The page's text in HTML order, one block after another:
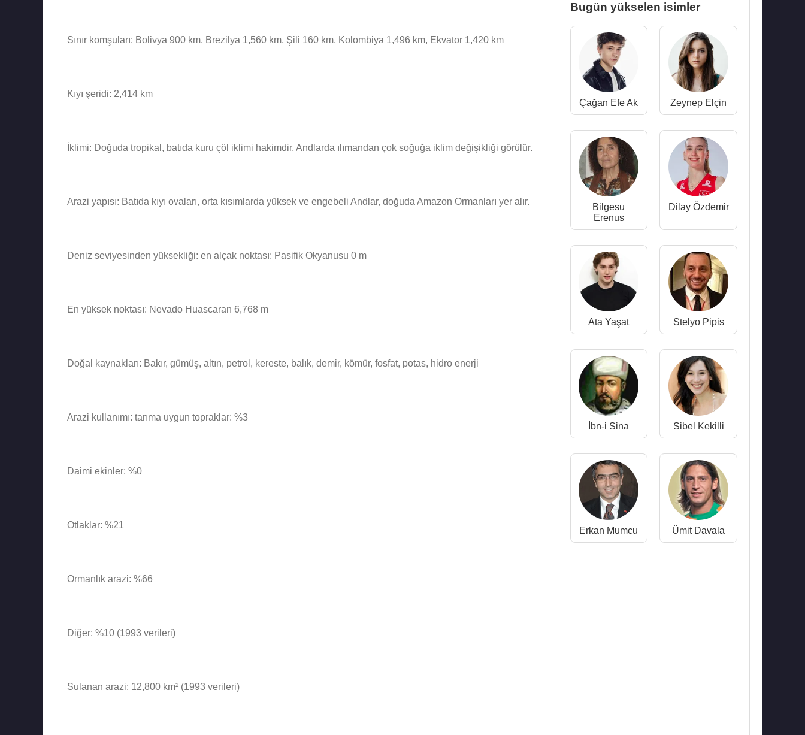
Sınır komşuları: Bolivya 900 km, Brezilya 1,560 km, Şili 160 km, Kolombiya 1,496 km, Ekvator 1,420 km
Kıyı şeridi: 2,414 km
İklimi: Doğuda tropikal, batıda kuru çöl iklimi hakimdir, Andlarda ılımandan çok soğuğa iklim değişikliği görülür.
Arazi yapısı: Batıda kıyı ovaları, orta kısımlarda yüksek ve engebeli Andlar, doğuda Amazon Ormanları yer alır.
Deniz seviyesinden yüksekliği: en alçak noktası: Pasifik Okyanusu 0 m
En yüksek noktası: Nevado Huascaran 6,768 m
Doğal kaynakları: Bakır, gümüş, altın, petrol, kereste, balık, demir, kömür, fosfat, potas, hidro enerji
Arazi kullanımı: tarıma uygun topraklar: %3
Daimi ekinler: %0
Otlaklar: %21
Ormanlık arazi: %66
Diğer: %10 (1993 verileri)
Sulanan arazi: 12,800 km² (1993 verileri)
Bugün yükselen isimler
Çağan Efe Ak Zeynep Elçin
Bilgesu
Erenus
Dilay Özdemir
Ata Yaşat Stelyo Pipis
İbn-i Sina Sibel Kekilli
Erkan Mumcu Ümit Davala